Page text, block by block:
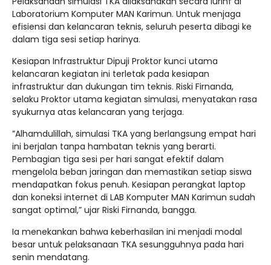
Laboratorium Komputer MAN Karimun. Untuk menjaga
efisiensi dan kelancaran teknis, seluruh peserta dibagi ke
dalam tiga sesi setiap harinya.
​Kesiapan Infrastruktur Dipuji Proktor kunci utama
kelancaran kegiatan ini terletak pada kesiapan
infrastruktur dan dukungan tim teknis. Riski Firnanda,
selaku Proktor utama kegiatan simulasi, menyatakan rasa
syukurnya atas kelancaran yang terjaga.
​”Alhamdulillah, simulasi TKA yang berlangsung empat hari
ini berjalan tanpa hambatan teknis yang berarti.
Pembagian tiga sesi per hari sangat efektif dalam
mengelola beban jaringan dan memastikan setiap siswa
mendapatkan fokus penuh. Kesiapan perangkat laptop
dan koneksi internet di LAB Komputer MAN Karimun sudah
sangat optimal,” ujar Riski Firnanda, bangga.
Ia menekankan bahwa keberhasilan ini menjadi modal
besar untuk pelaksanaan TKA sesungguhnya pada hari
senin mendatang.